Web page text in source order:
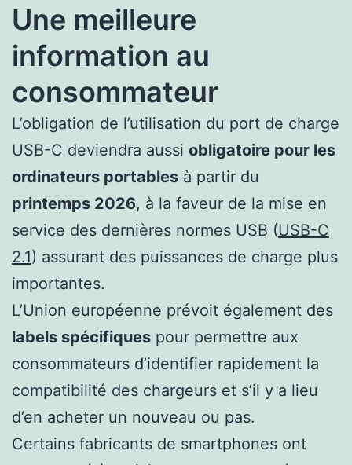
Une meilleure
information au
consommateur
L’obligation de l’utilisation du port de charge
USB-C deviendra aussi obligatoire pour les
ordinateurs portables à partir du
printemps 2026, à la faveur de la mise en
service des dernières normes USB (USB-C
2.1) assurant des puissances de charge plus
importantes.
L’Union européenne prévoit également des
labels spécifiques pour permettre aux
consommateurs d’identifier rapidement la
compatibilité des chargeurs et s’il y a lieu
d’en acheter un nouveau ou pas.
Certains fabricants de smartphones ont